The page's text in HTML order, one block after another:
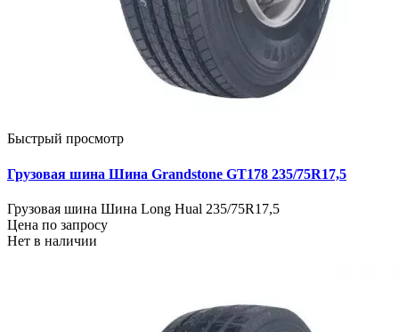
Быстрый просмотр
Грузовая шина Шина Grandstone GT178 235/75R17,5
Грузовая шина Шина Long Hual 235/75R17,5
Цена по запросу
Нет в наличии